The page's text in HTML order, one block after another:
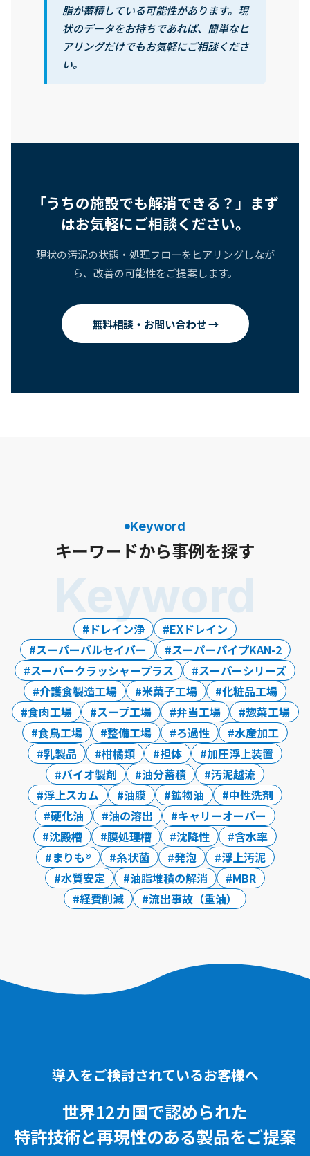
脂が蓄積している可能性があります。現
状のデータをお持ちであれば、簡単なヒ
アリングだけでもお気軽にご相談くださ
い。
「うちの施設でも解消できる？」まず
はお気軽にご相談ください。
現状の汚泥の状態・処理フローをヒアリングしなが
ら、改善の可能性をご提案します。
無料相談・お問い合わせ →
Keyword
キーワードから事例を探す
Keyword
ドレイン浄
EXドレイン
スーパーバルセイバー
スーパーパイプKAN-2
スーパークラッシャープラス
スーパーシリーズ
介護食製造工場
米菓子工場
化粧品工場
食肉工場
スープ工場 弁当工場
惣菜工場
食鳥工場
整備工場 ろ過性
水産加工
乳製品
柑橘類 担体
加圧浮上装置
バイオ製剤
油分蓄積
汚泥越流
浮上スカム
油膜 鉱物油
中性洗剤
硬化油
油の溶出
キャリーオーバー
沈殿槽
膜処理槽 沈降性
含水率
まりも®
糸状菌 発泡
浮上汚泥
水質安定
油脂堆積の解消
MBR
経費削減
流出事故（重油）
導入をご検討されているお客様へ
世界12カ国で認められた
特許技術と再現性のある製品をご提案